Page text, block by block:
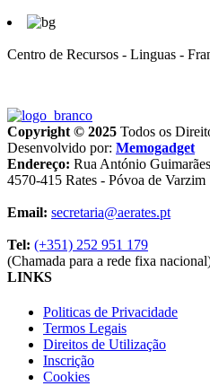
Centro de Recursos - Linguas -
Copyright © 2025 Todos os
Desenvolvido por: Memogadget
Endereço: Rua António
4570-415 Rates - Póvoa de Varzim
Email: secretaria@aerates.pt
Tel: (+351) 252 951 179
(Chamada para a rede fixa
LINKS
Politicas de Privacidade
Termos Legais
Direitos de Utilização
Inscrição
Cookies